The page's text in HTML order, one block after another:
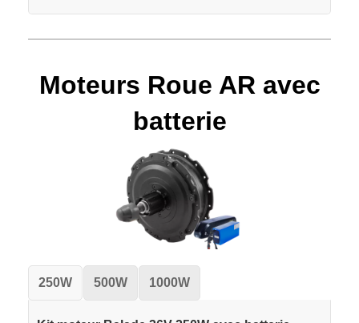
Moteurs Roue AR avec
batterie
250W 500W 1000W